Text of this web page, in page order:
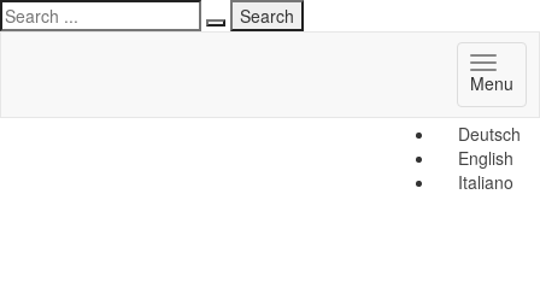
Deutsch
English
Italiano
Menu